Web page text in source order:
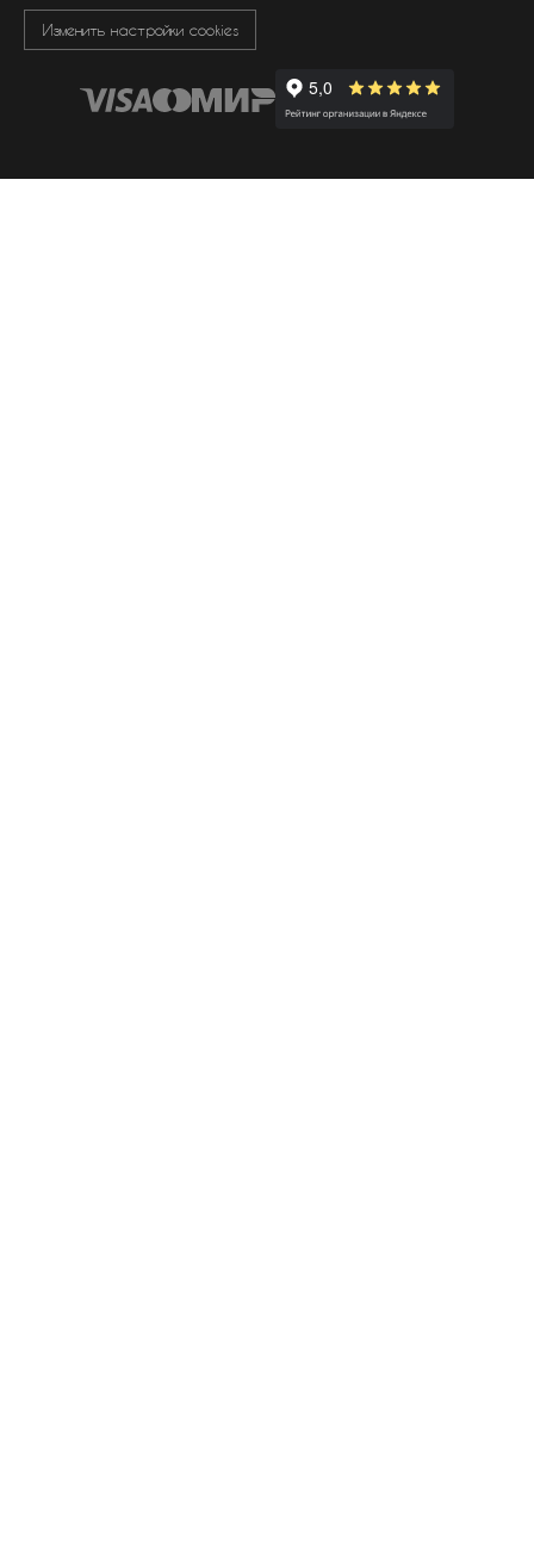
Изменить настройки cookies